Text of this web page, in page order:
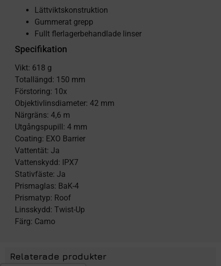
Lättviktskonstruktion
Gummerat grepp
Fullt flerlagerbehandlade linser
Specifikation
Vikt: 618 g
Totallängd: 150 mm
Förstoring: 10x
Objektivlinsdiameter: 42 mm
Närgräns: 4,6 m
Utgångspupill: 4 mm
Coating: EXO Barrier
Vattentät: Ja
Vattenskydd: IPX7
Stativfäste: Ja
Prismaglas: BaK-4
Prismatyp: Roof
Linsskydd: Twist-Up
Färg: Camo
Relaterade produkter